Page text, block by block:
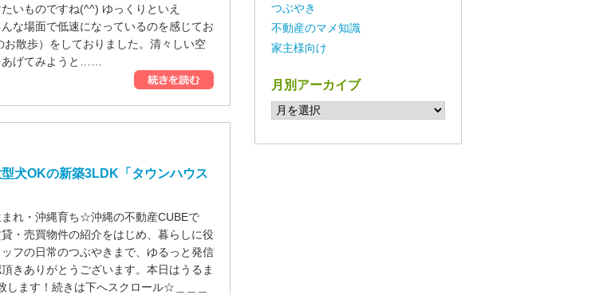
いものですね(^^) ゆっくりといえ
な場面で低速になっているのを感じてお
散歩）をしておりました。清々しい空
げてみようと……
犬OKの新築3LDK「タウンハウス
れ・沖縄育ち☆沖縄の不動産CUBEで
・売買物件の紹介をはじめ、暮らしに役
フの日常のつぶやきまで、ゆるっと発信
きありがとうございます。本日はうるま
します！続きは下へスクロール☆＿＿＿
つぶやき
不動産のマメ知識
家主様向け
月別アーカイブ